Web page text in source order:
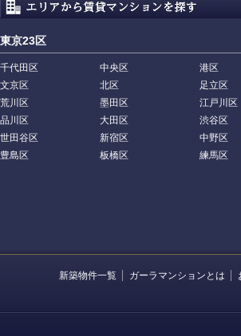
東京23区
千代田区 中央区 港区
文京区
北区 足立区
荒川区
墨田区 江戸川区
品川区
大田区 渋谷区
世田谷区
新宿区 中野区
豊島区
板橋区 練馬区
新築物件一覧 ガーラマンションとは